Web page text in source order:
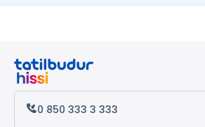
0 850 333 3 333